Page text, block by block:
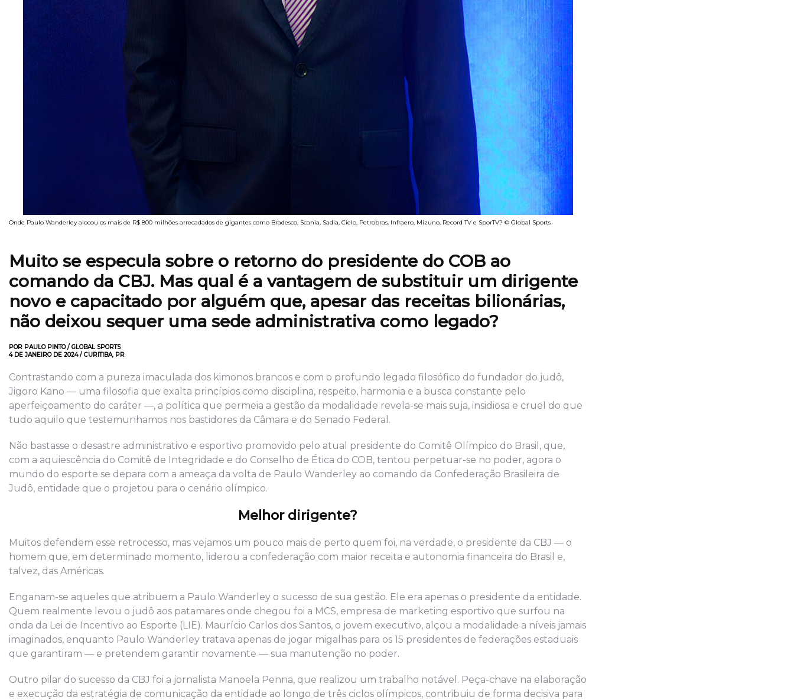
Onde Paulo Wanderley alocou os mais de R$ 800 milhões arrecadados de gigantes como Bradesco, Scania, Sadia, Cielo, Petrobras, Infraero, Mizuno, Record TV e SporTV? © Global Sports
Muito se especula sobre o retorno do presidente do COB ao
comando da CBJ. Mas qual é a vantagem de substituir um dirigente
novo e capacitado por alguém que, apesar das receitas bilionárias,
não deixou sequer uma sede administrativa como legado?
POR PAULO PINTO / GLOBAL SPORTS
4 DE JANEIRO DE 2024 / CURITIBA, PR
Contrastando com a pureza imaculada dos kimonos brancos e com o profundo legado filosófico do fundador do judô,
Jigoro Kano — uma filosofia que exalta princípios como disciplina, respeito, harmonia e a busca constante pelo
aperfeiçoamento do caráter —, a política que permeia a gestão da modalidade revela-se mais suja, insidiosa e cruel do que
tudo aquilo que testemunhamos nos bastidores da Câmara e do Senado Federal.
Não bastasse o desastre administrativo e esportivo promovido pelo atual presidente do Comitê Olímpico do Brasil, que,
com a aquiescência do Comitê de Integridade e do Conselho de Ética do COB, tentou perpetuar-se no poder, agora o
mundo do esporte se depara com a ameaça da volta de Paulo Wanderley ao comando da Confederação Brasileira de
Judô, entidade que o projetou para o cenário olímpico.
Melhor dirigente?
Muitos defendem esse retrocesso, mas vejamos um pouco mais de perto quem foi, na verdade, o presidente da CBJ — o
homem que, em determinado momento, liderou a confederação com maior receita e autonomia financeira do Brasil e,
talvez, das Américas.
Enganam-se aqueles que atribuem a Paulo Wanderley o sucesso de sua gestão. Ele era apenas o presidente da entidade.
Quem realmente levou o judô aos patamares onde chegou foi a MCS, empresa de marketing esportivo que surfou na
onda da Lei de Incentivo ao Esporte (LIE). Maurício Carlos dos Santos, o jovem executivo, alçou a modalidade a níveis jamais
imaginados, enquanto Paulo Wanderley tratava apenas de jogar migalhas para os 15 presidentes de federações estaduais
que garantiram — e pretendem garantir novamente — sua manutenção no poder.
Outro pilar do sucesso da CBJ foi a jornalista Manoela Penna, que realizou um trabalho notável. Peça-chave na elaboração
e execução da estratégia de comunicação da entidade ao longo de três ciclos olímpicos, contribuiu de forma decisiva para